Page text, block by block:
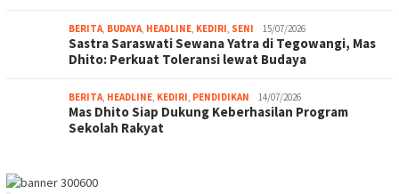
BERITA, BUDAYA, HEADLINE, KEDIRI, SENI 15/07/2026
Sastra Saraswati Sewana Yatra di Tegowangi, Mas
Dhito: Perkuat Toleransi lewat Budaya
BERITA, HEADLINE, KEDIRI, PENDIDIKAN 14/07/2026
Mas Dhito Siap Dukung Keberhasilan Program
Sekolah Rakyat